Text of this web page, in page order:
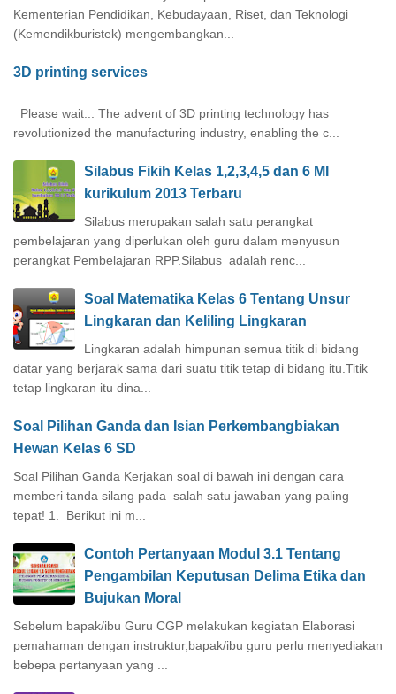
Kementerian Pendidikan, Kebudayaan, Riset, dan Teknologi
(Kemendikburistek) mengembangkan...
3D printing services
Please wait... The advent of 3D printing technology has
revolutionized the manufacturing industry, enabling the c...
Silabus Fikih Kelas 1,2,3,4,5 dan 6 MI
kurikulum 2013 Terbaru
Silabus merupakan salah satu perangkat
pembelajaran yang diperlukan oleh guru dalam menyusun
perangkat Pembelajaran RPP.Silabus adalah renc...
Soal Matematika Kelas 6 Tentang Unsur
Lingkaran dan Keliling Lingkaran
Lingkaran adalah himpunan semua titik di bidang
datar yang berjarak sama dari suatu titik tetap di bidang itu.Titik
tetap lingkaran itu dina...
Soal Pilihan Ganda dan Isian Perkembangbiakan
Hewan Kelas 6 SD
Soal Pilihan Ganda Kerjakan soal di bawah ini dengan cara
memberi tanda silang pada salah satu jawaban yang paling
tepat! 1. Berikut ini m...
Contoh Pertanyaan Modul 3.1 Tentang
Pengambilan Keputusan Delima Etika dan
Bujukan Moral
Sebelum bapak/ibu Guru CGP melakukan kegiatan Elaborasi
pemahaman dengan instruktur,bapak/ibu guru perlu menyediakan
bebepa pertanyaan yang ...